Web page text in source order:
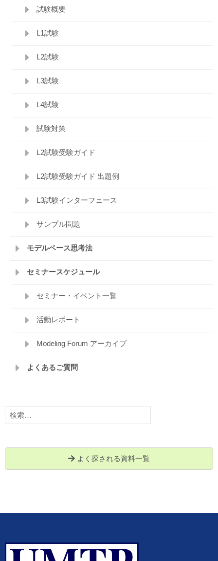
試験概要
L1試験
L2試験
L3試験
L4試験
試験対策
L2試験受験ガイド
L2試験受験ガイド 出題例
L3試験インターフェース
サンプル問題
モデルベース思考法
セミナースケジュール
セミナー・イベント一覧
活動レポート
Modeling Forum アーカイブ
よくあるご質問
検
索:
よく探される資料一覧